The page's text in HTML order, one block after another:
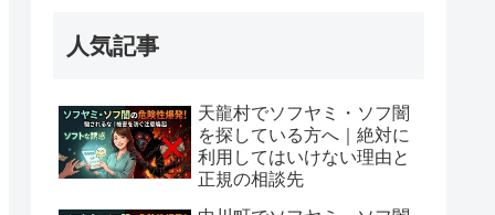
人気記事
天龍村でソフヤミ・ソフ闇
を探している方へ｜絶対に
利用してはいけない理由と
正規の相談先